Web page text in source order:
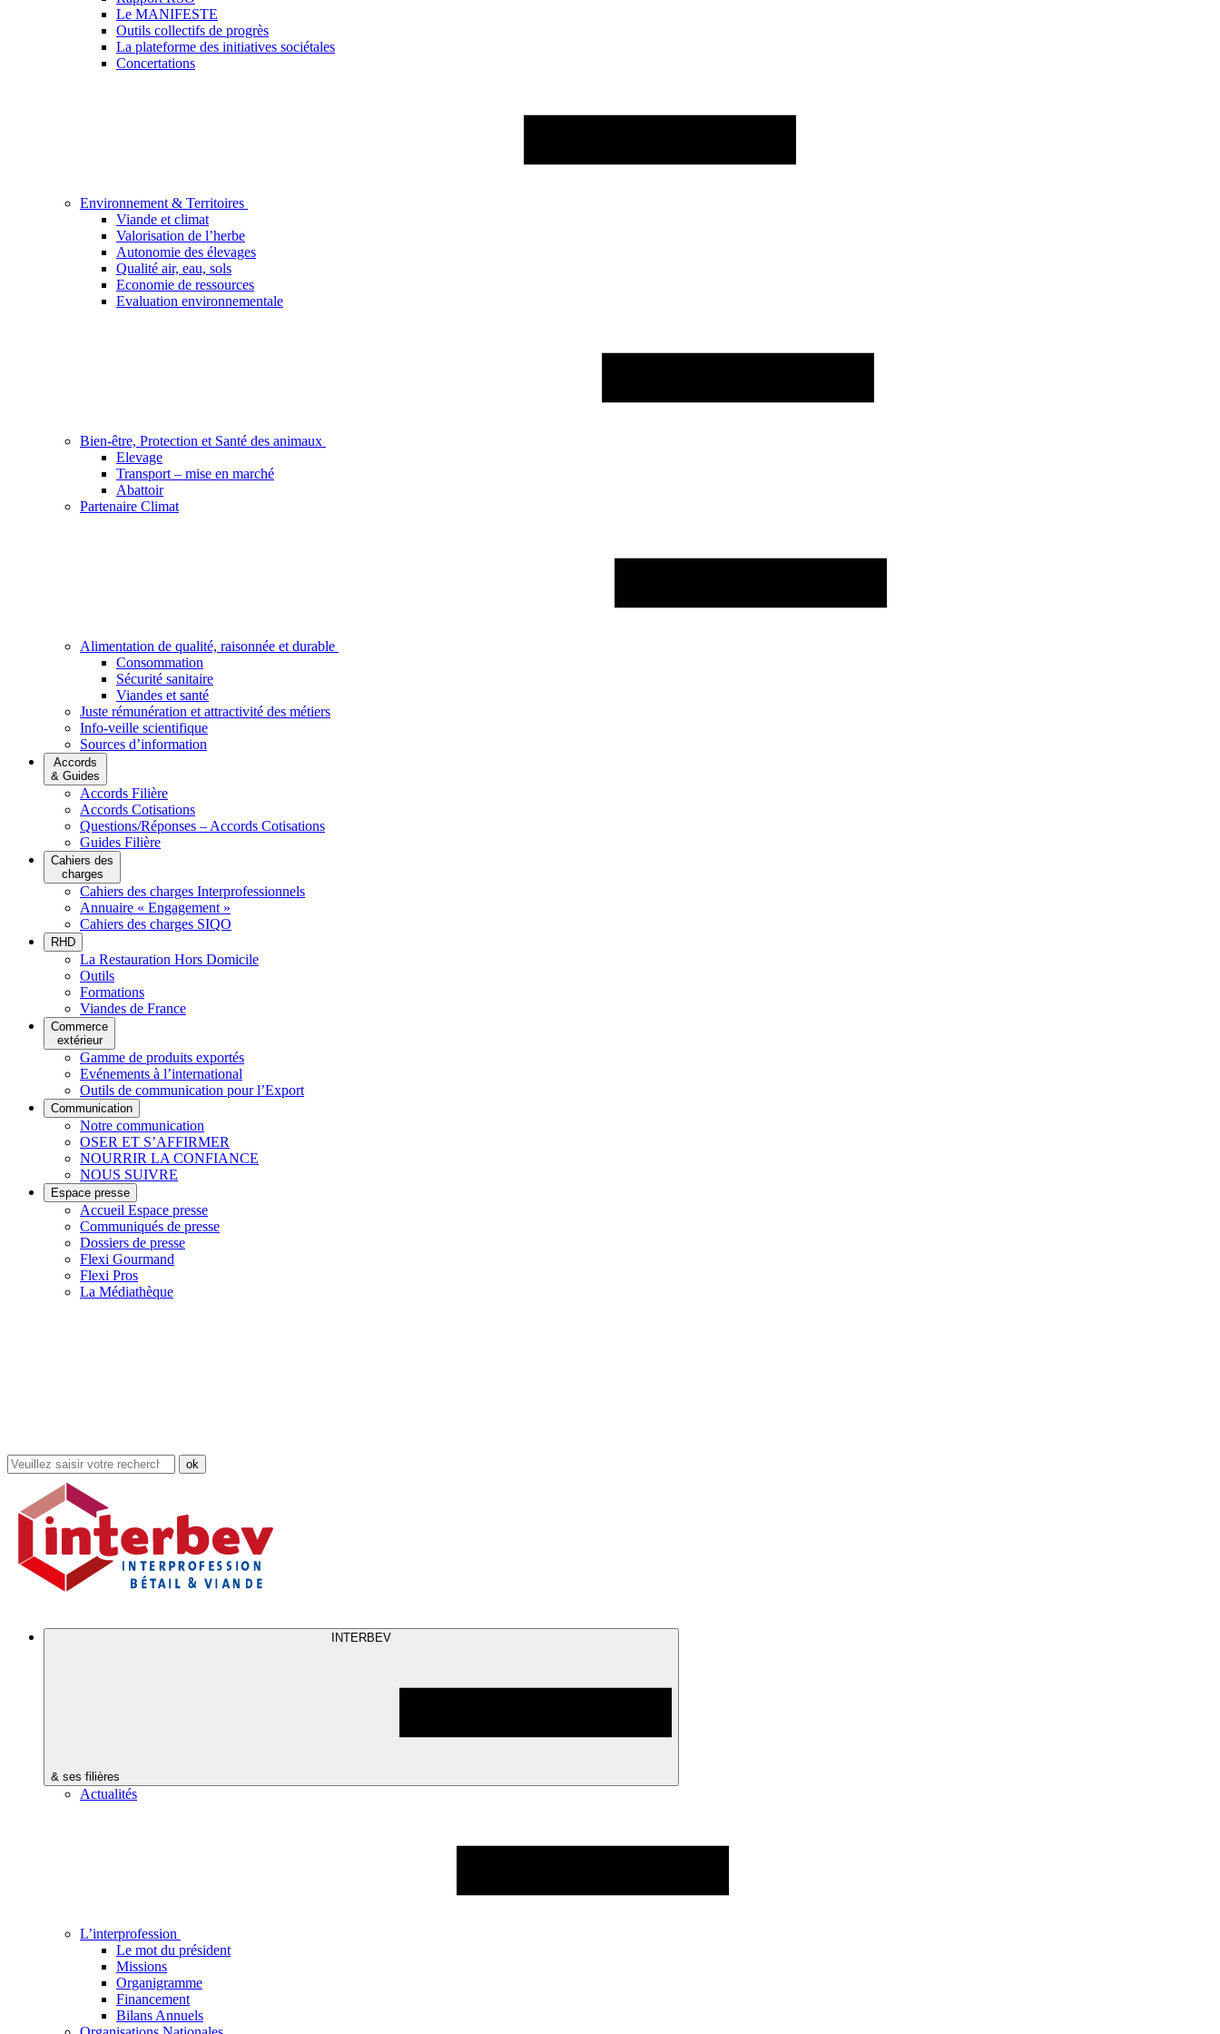
Le MANIFESTE
Outils collectifs de progrès
La plateforme des initiatives sociétales
Concertations
Environnement & Territoires
Viande et climat
Valorisation de l’herbe
Autonomie des élevages
Qualité air, eau, sols
Economie de ressources
Evaluation environnementale
Bien-être, Protection et Santé des animaux
Elevage
Transport – mise en marché
Abattoir
Partenaire Climat
Alimentation de qualité, raisonnée et durable
Consommation
Sécurité sanitaire
Viandes et santé
Juste rémunération et attractivité des métiers
Info-veille scientifique
Sources d’information
Accords
& Guides
Accords Filière
Accords Cotisations
Questions/Réponses – Accords Cotisations
Guides Filière
Cahiers des
charges
Cahiers des charges Interprofessionnels
Annuaire « Engagement »
Cahiers des charges SIQO
RHD
La Restauration Hors Domicile
Outils
Formations
Viandes de France
Commerce
extérieur
Gamme de produits exportés
Evénements à l’international
Outils de communication pour l’Export
Communication
Notre communication
OSER ET S’AFFIRMER
NOURRIR LA CONFIANCE
NOUS SUIVRE
Espace presse
Accueil Espace presse
Communiqués de presse
Dossiers de presse
Flexi Gourmand
Flexi Pros
La Médiathèque
Rechercher
dans
site
INTERBEV
& ses filières
Actualités
L’interprofession
Le mot du président
Missions
Organigramme
Financement
Bilans Annuels